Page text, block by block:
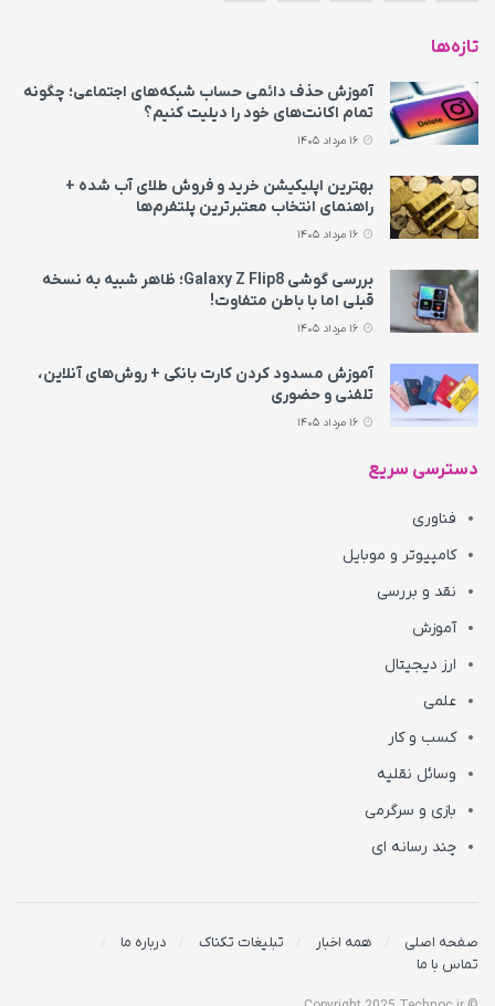
تازه‌ها
آموزش حذف دائمی حساب شبکه‌های اجتماعی؛ چگونه
تمام اکانت‌های خود را دیلیت کنیم؟
بهترین اپلیکیشن خرید و فروش طلای آب شده +
راهنمای انتخاب معتبرترین پلتفرم‌ها
بررسی گوشی Galaxy Z Flip8؛ ظاهر شبیه به نسخه
قبلی اما با باطن متفاوت!
آموزش مسدود کردن کارت بانکی + روش‌های آنلاین،
تلفنی و حضوری
دسترسی سریع
فناوری
کامپیوتر و موبایل
نقد و بررسی
آموزش
ارز دیجیتال
علمی
کسب و کار
وسائل نقلیه
بازی و سرگرمی
چند رسانه ای
صفحه اصلی همه اخبار تبلیغات تکناک
درباره ما
تماس با ما